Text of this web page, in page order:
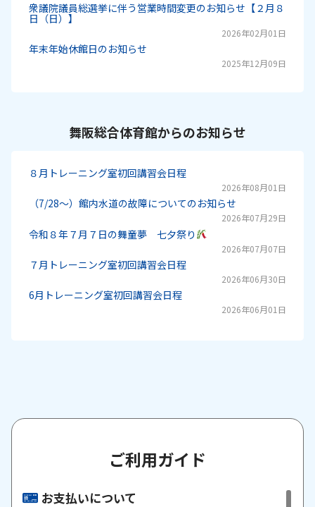
衆議院議員総選挙に伴う営業時間変更のお知らせ【２月８
日（日）】
2026年02月01日
年末年始休館日のお知らせ
2025年12月09日
舞阪総合体育館からのお知らせ
８月トレーニング室初回講習会日程
2026年08月01日
（7/28～）館内水道の故障についてのお知らせ
2026年07月29日
令和８年７月７日の舞童夢 七夕祭り
2026年07月07日
７月トレーニング室初回講習会日程
2026年06月30日
6月トレーニング室初回講習会日程
2026年06月01日
ご利用ガイド
お支払いについて